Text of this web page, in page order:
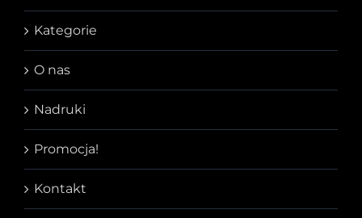
Kategorie
O nas
Nadruki
Promocja!
Kontakt